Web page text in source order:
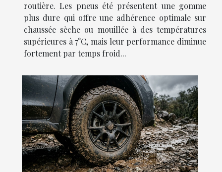
routière. Les pneus été présentent une gomme
plus dure qui offre une adhérence optimale sur
chaussée sèche ou mouillée à des températures
supérieures à 7°C, mais leur performance diminue
fortement par temps froid...